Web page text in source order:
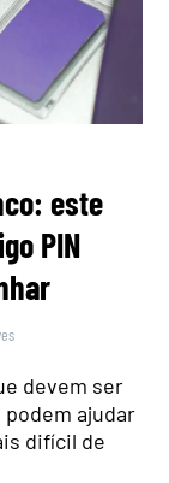
este
PIN
devem ser
ajudar
difícil de